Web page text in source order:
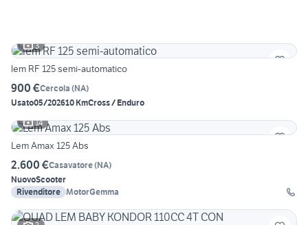
3
lem RF 125 semi-automatico
900 €Cercola (NA)
Usato05/202610 KmCross / Enduro
14
Lem Amax 125 Abs
2.600 €Casavatore(NA)
NuovoScooter
Rivenditore MotorGemma